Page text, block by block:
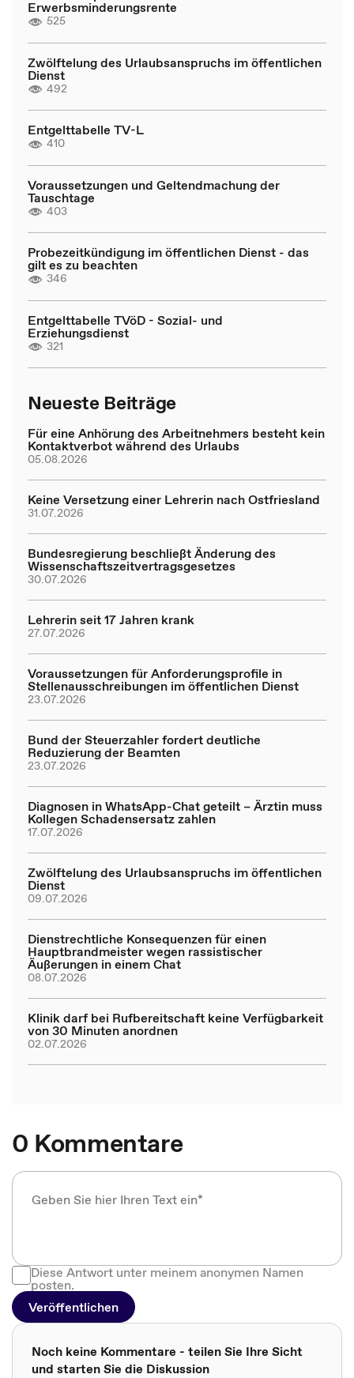
Erwerbsminderungsrente
525
Zwölftelung des Urlaubsanspruchs im öffentlichen
Dienst
492
Entgelttabelle TV-L
410
Voraussetzungen und Geltendmachung der
Tauschtage
403
Probezeitkündigung im öffentlichen Dienst - das
gilt es zu beachten
346
Entgelttabelle TVöD - Sozial- und
Erziehungsdienst
321
Neueste Beiträge
Für eine Anhörung des Arbeitnehmers besteht kein
Kontaktverbot während des Urlaubs
05.08.2026
Keine Versetzung einer Lehrerin nach Ostfriesland
31.07.2026
Bundesregierung beschließt Änderung des
Wissenschaftszeitvertragsgesetzes
30.07.2026
Lehrerin seit 17 Jahren krank
27.07.2026
Voraussetzungen für Anforderungsprofile in
Stellenausschreibungen im öffentlichen Dienst
23.07.2026
Bund der Steuerzahler fordert deutliche
Reduzierung der Beamten
23.07.2026
Diagnosen in WhatsApp-Chat geteilt – Ärztin muss
Kollegen Schadensersatz zahlen
17.07.2026
Zwölftelung des Urlaubsanspruchs im öffentlichen
Dienst
09.07.2026
Dienstrechtliche Konsequenzen für einen
Hauptbrandmeister wegen rassistischer
Äußerungen in einem Chat
08.07.2026
Klinik darf bei Rufbereitschaft keine Verfügbarkeit
von 30 Minuten anordnen
02.07.2026
0 Kommentare
Diese Antwort unter meinem anonymen Namen
posten.
Veröffentlichen
Noch keine Kommentare - teilen Sie Ihre Sicht
und starten Sie die Diskussion